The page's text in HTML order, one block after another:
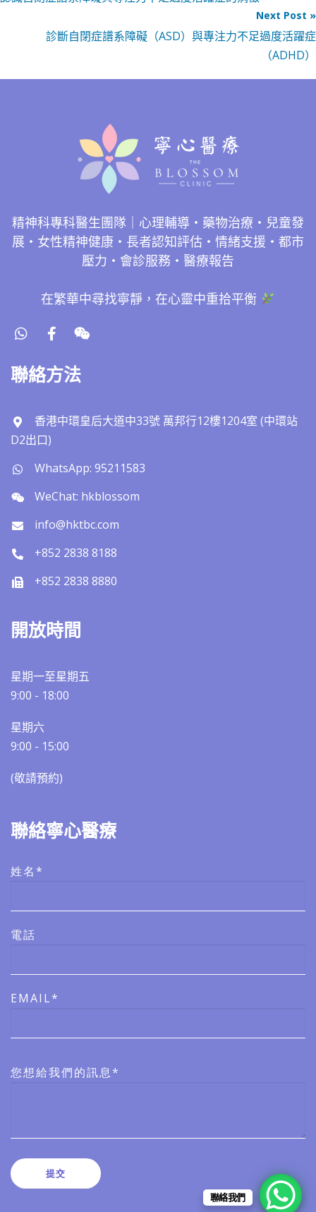
Next Post »
診斷自閉症譜系障礙（ASD）與專注力不足過度活躍症
（ADHD）
精神科專科醫生團隊｜心理輔導・藥物治療・兒童發
展・女性精神健康・長者認知評估・情緒支援・都市
壓力・會診服務・醫療報告
在繁華中尋找寧靜，在心靈中重拾平衡
聯絡方法
香港中環皇后大道中33號 萬邦行12樓1204室 (中環站
D2出口)
WhatsApp: 95211583
WeChat: hkblossom
info@hktbc.com
+852 2838 8188
+852 2838 8880
開放時間
星期一至星期五
9:00 - 18:00
星期六
9:00 - 15:00
(敬請預約)​​
聯絡寧心醫療
姓名*
電話
EMAIL*
您想給我們的訊息*
聯絡我們